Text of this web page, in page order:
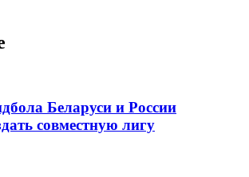
Беларуси и России
совместную лигу